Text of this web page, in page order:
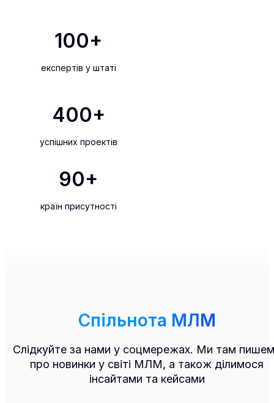
100+
експертів у штаті
400+
успішних проектів
90+
країн присутності
Спільнота МЛМ
Слідкуйте за нами у соцмережах. Ми там
про новинки у світі МЛМ, а також ділимося
інсайтами та кейсами